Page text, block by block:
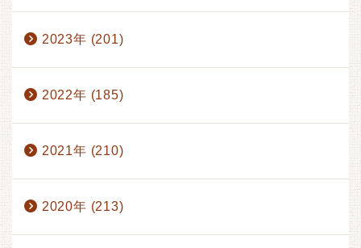
2023年 (201)
2022年 (185)
2021年 (210)
2020年 (213)